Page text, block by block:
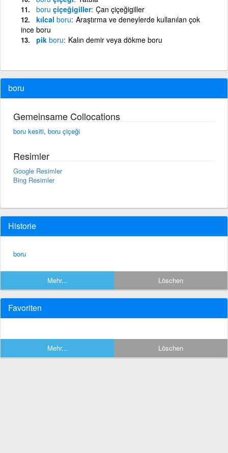
boru çiçeğigiller Çan çiçeğigiller
kılcal boru Araştırma ve deneylerde kullanılan çok
ince boru
pik boru Kalın demir veya dökme boru
boru
Gemeinsame Collocations
boru kesiti, boru çiçeği
Resimler
Google Resimler
Bing Resimler
Historie
boru
Mehr... Löschen
Favoriten
Mehr... Löschen